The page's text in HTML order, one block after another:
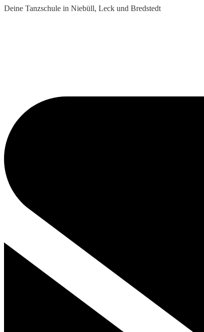
Deine Tanzschule in Niebüll, Leck und Bredstedt